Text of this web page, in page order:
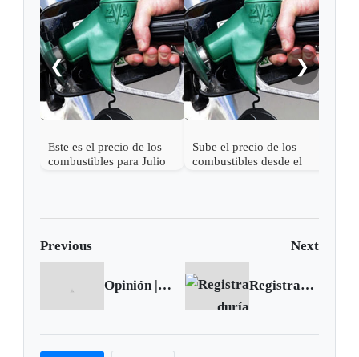
❮
Este es el precio de los
combustibles para Julio
Sube el precio de los
combustibles desde el
❯
Previous Next
Opinión | El que reza y peca empata Registraduría realizó sorteo de 10.530 jurados para las consultas en Bogotá